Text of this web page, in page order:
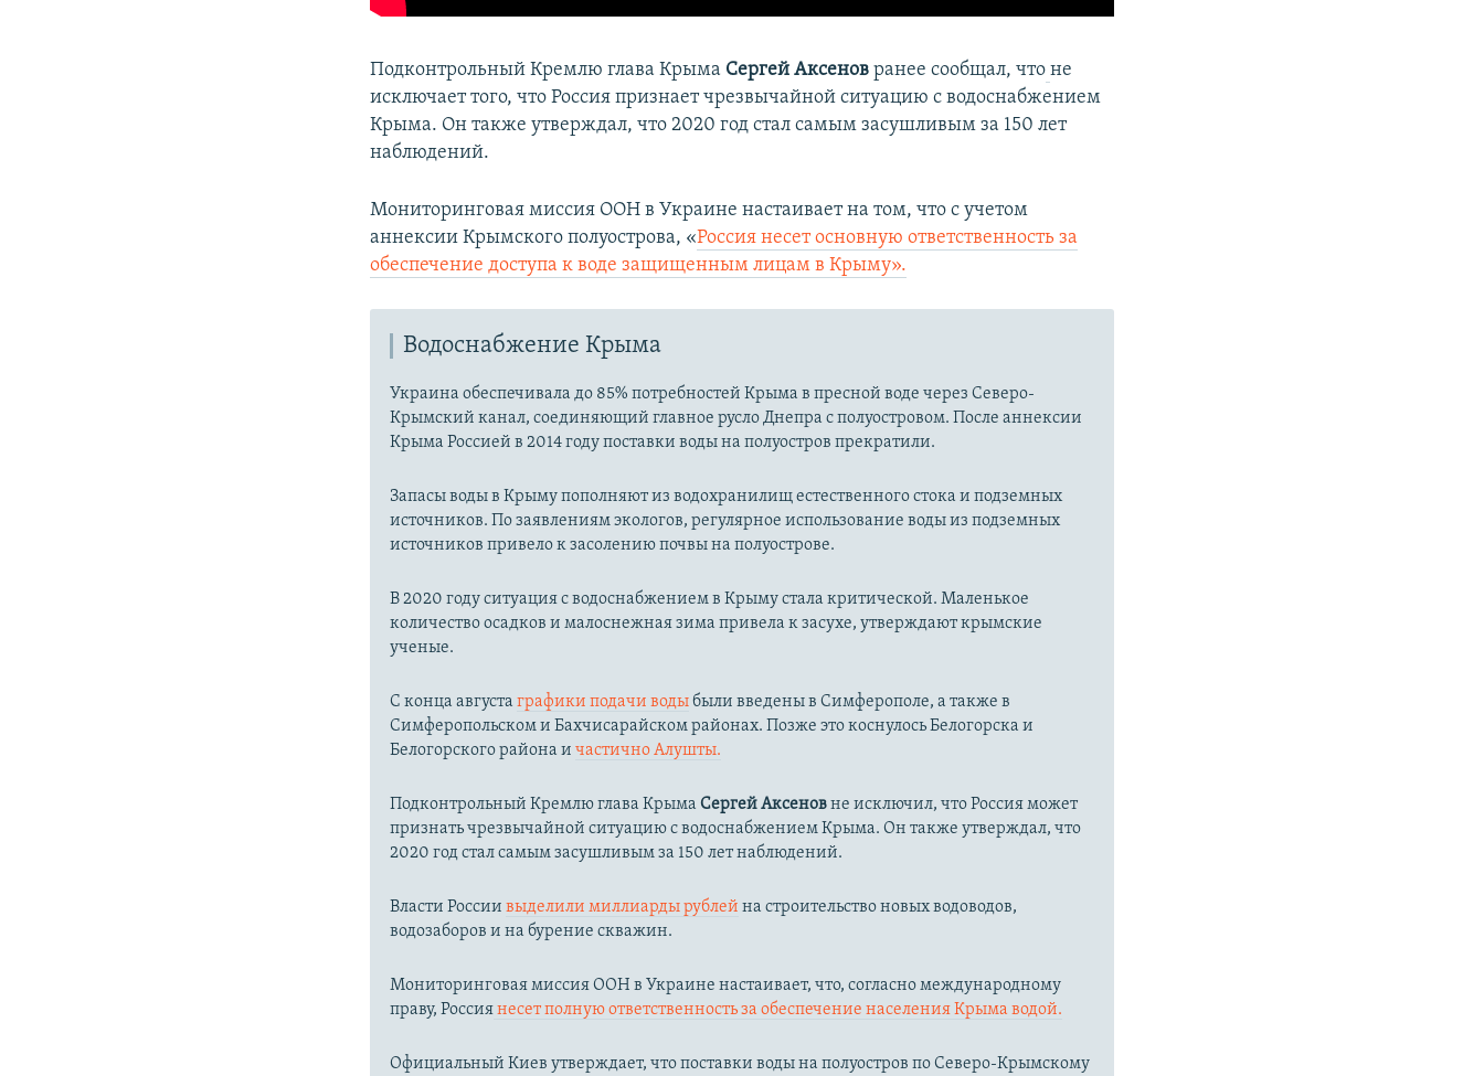
Подконтрольный Кремлю глава Крыма Сергей Аксенов ранее сообщал, что не
исключает того, что Россия признает чрезвычайной ситуацию с водоснабжением
Крыма. Он также утверждал, что 2020 год стал самым засушливым за 150 лет
наблюдений.​
Мониторинговая миссия ООН в Украине настаивает на том, что с учетом
аннексии Крымского полуострова, «Россия несет основную ответственность за
обеспечение доступа к воде защищенным лицам в Крыму».
Водоснабжение Крыма
Украина обеспечивала до 85% потребностей Крыма в пресной воде через Северо-
Крымский канал, соединяющий главное русло Днепра с полуостровом. После аннексии
Крыма Россией в 2014 году поставки воды на полуостров прекратили.
Запасы воды в Крыму пополняют из водохранилищ естественного стока и подземных
источников. По заявлениям экологов, регулярное использование воды из подземных
источников привело к засолению почвы на полуострове.
В 2020 году ситуация с водоснабжением в Крыму стала критической. Маленькое
количество осадков и малоснежная зима привела к засухе, утверждают крымские
ученые.
С конца августаграфики подачи водыбыли введены в Симферополе, а также в
Симферопольском и Бахчисарайском районах. Позже это коснулось Белогорска и
Белогорского района ичастично Алушты.
Подконтрольный Кремлю глава КрымаСергей Аксеновне исключил, что Россия может
признать чрезвычайной ситуацию с водоснабжением Крыма. Он также утверждал, что
2020 год стал самым засушливым за 150 лет наблюдений.​
Власти Россиивыделили миллиарды рублей на строительство новых водоводов,
водозаборов и на бурение скважин.
Мониторинговая миссия ООН в Украине настаивает, что, согласно международному
праву, Россиянесет полную ответственность за обеспечение населения Крыма водой.
Официальный Киев утверждает, что поставки воды на полуостров по Северо-Крымскому